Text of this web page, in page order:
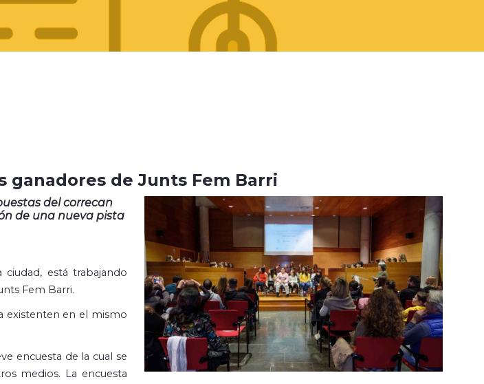
ganadores de Junts Fem Barri
del correcan
de una nueva pista
está trabajando
Fem Barri.
existenten en el mismo
encuesta de la cual se
medios. La encuesta